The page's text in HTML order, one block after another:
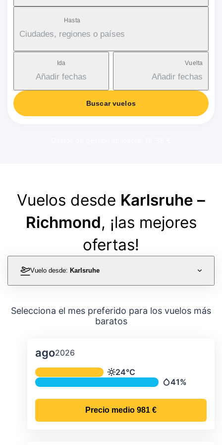
Hasta
Ciudades, regiones o países
Ida
Añadir fechas
Vuelta
Añadir fechas
Buscar vuelos
Vuelos desde Karlsruhe –
Richmond, ¡las mejores
ofertas!
Vuelo desde: Karlsruhe
Selecciona el mes preferido para los vuelos más
baratos
ago2026
Temperatura y precipitación media
Temperatura
24°C
Precipitación
41%
Precio medio 981 €